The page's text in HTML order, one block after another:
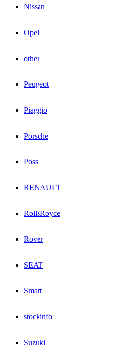
Nissan
Opel
other
Peugeot
Piaggio
Porsche
Possl
RENAULT
RollsRoyce
Rover
SEAT
Smart
stockinfo
Suzuki